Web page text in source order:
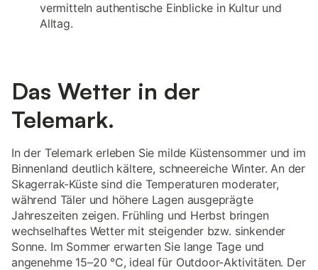
vermitteln authentische Einblicke in Kultur und
Alltag.
Das Wetter in der
Telemark.
In der Telemark erleben Sie milde Küstensommer und im
Binnenland deutlich kältere, schneereiche Winter. An der
Skagerrak-Küste sind die Temperaturen moderater,
während Täler und höhere Lagen ausgeprägte
Jahreszeiten zeigen. Frühling und Herbst bringen
wechselhaftes Wetter mit steigender bzw. sinkender
Sonne. Im Sommer erwarten Sie lange Tage und
angenehme 15–20 °C, ideal für Outdoor-Aktivitäten. Der